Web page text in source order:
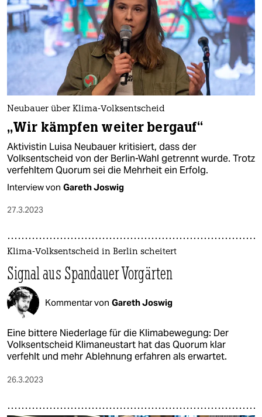
Neubauer über Klima-Volksentscheid
„Wir kämpfen weiter bergauf“
Aktivistin Luisa Neubauer kritisiert, dass der
Volksentscheid von der Berlin-Wahl getrennt wurde. Trotz
verfehltem Quorum sei die Mehrheit ein Erfolg.
Interview von Gareth Joswig
27.3.2023
Klima-Volksentscheid in Berlin scheitert
Signal aus Spandauer Vorgärten
Kommentar von Gareth Joswig
Eine bittere Niederlage für die Klimabewegung: Der
Volksentscheid Klimaneustart hat das Quorum klar
verfehlt und mehr Ablehnung erfahren als erwartet.
26.3.2023